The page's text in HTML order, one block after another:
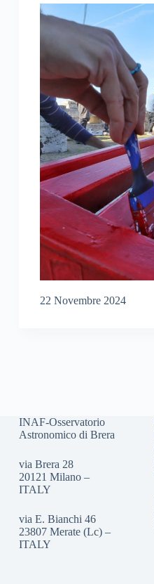
22 Novembre 2024
INAF-Osservatorio
Astronomico di Brera
via Brera 28
20121 Milano –
ITALY
via E. Bianchi 46
23807 Merate (Lc) –
ITALY